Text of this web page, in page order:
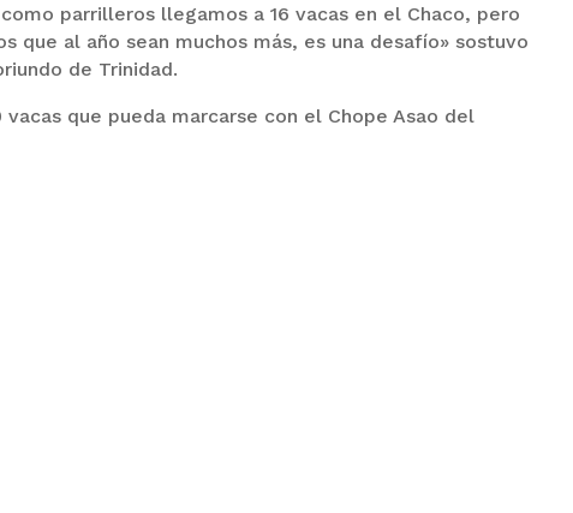
parrilleros llegamos a 16 vacas en el Chaco, pero
que al año sean muchos más, es una desafío» sostuvo
de Trinidad.
que pueda marcarse con el Chope Asao del